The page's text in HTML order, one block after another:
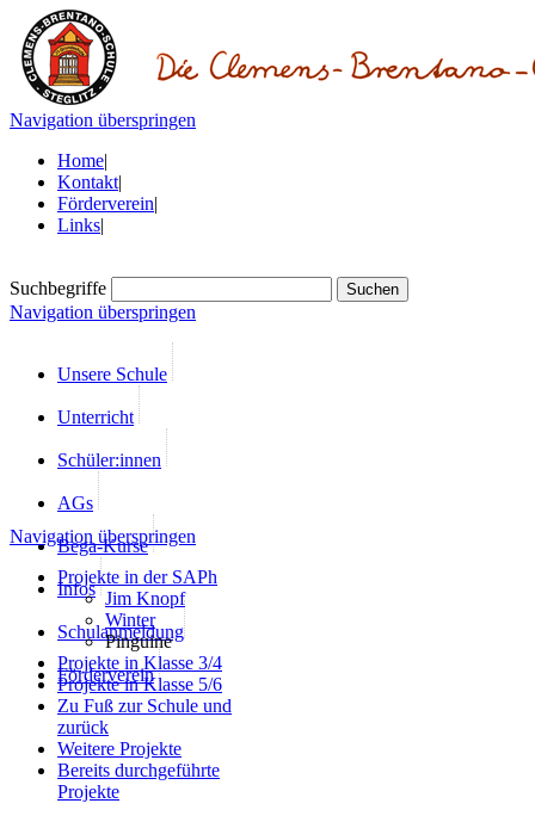
Navigation überspringen
Home|
Kontakt|
Förderverein|
Links|
Suchbegriffe
Navigation überspringen
Unsere Schule
Unterricht
Schüler:innen
AGs
Bega-Kurse
Infos
Schulanmeldung
Förderverein
Navigation überspringen
Projekte in der SAPh
Jim Knopf
Winter
Pinguine
Projekte in Klasse 3/4
Projekte in Klasse 5/6
Zu Fuß zur Schule und
zurück
Weitere Projekte
Bereits durchgeführte
Projekte